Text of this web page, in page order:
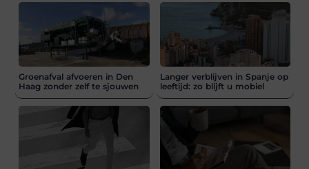
Groenafval afvoeren in Den
Haag zonder zelf te sjouwen
Langer verblijven in Spanje op
leeftijd: zo blijft u mobiel